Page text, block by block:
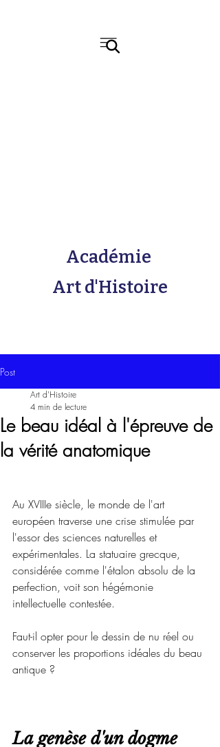
Académie
Art d'Histoire
Post
Le beau idéal à l'épreuve de
la vérité anatomique
Art d'Histoire
4 min de lecture
Au XVIIIe siècle, le monde de l'art
européen traverse une crise stimulée par
l'essor des sciences naturelles et
expérimentales. La statuaire grecque,
considérée comme l'étalon absolu de la
perfection, voit son hégémonie
intellectuelle contestée.
Faut-il opter pour le dessin de nu réel ou
conserver les proportions idéales du beau
antique ?
La genèse d'un dogme